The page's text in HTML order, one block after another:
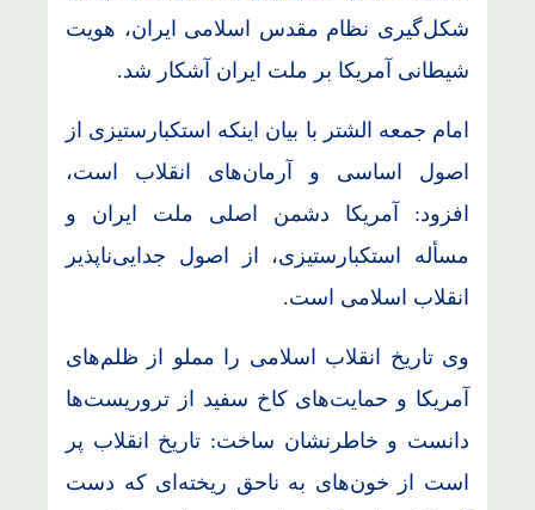
شکل‌گیری نظام مقدس اسلامی ایران، هویت
شیطانی آمریکا بر ملت ایران آشکار شد.
امام جمعه الشتر با بیان اینکه استکبارستیزی از
اصول اساسی و آرمان‌های انقلاب است،
افزود: آمریکا دشمن اصلی ملت ایران و
مسأله استکبارستیزی، از اصول جدایی‌ناپذیر
انقلاب اسلامی است.
وی تاریخ انقلاب اسلامی را مملو از ظلم‌های
آمریکا و حمایت‌های کاخ سفید از تروریست‌ها
دانست و خاطرنشان ساخت: تاریخ انقلاب پر
است از خون‌های به ناحق ریخته‌ای که دست